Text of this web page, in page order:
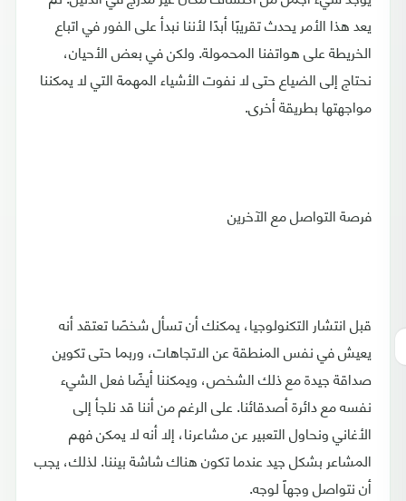
يعد هذا الأمر يحدث تقريبًا أبدًا لأننا نبدأ على الفور في اتباع
الخريطة على هواتفنا المحمولة. ولكن في بعض الأحيان،
نحتاج إلى الضياع حتى لا نفوت الأشياء المهمة التي لا يمكننا
مواجهتها بطريقة أخرى.
فرصة التواصل مع الآخرين
قبل انتشار التكنولوجيا، يمكنك أن تسأل شخصًا تعتقد أنه
يعيش في نفس المنطقة عن الاتجاهات، وربما حتى تكوين
صداقة جيدة مع ذلك الشخص، ويمكننا أيضًا فعل الشيء
نفسه مع دائرة أصدقائنا. على الرغم من أننا قد نلجأ إلى
الأغاني ونحاول التعبير عن مشاعرنا، إلا أنه لا يمكن فهم
المشاعر بشكل جيد عندما تكون هناك شاشة بيننا. لذلك، يجب
أن نتواصل وجهاً لوجه.